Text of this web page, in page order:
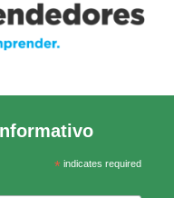
*indicates required